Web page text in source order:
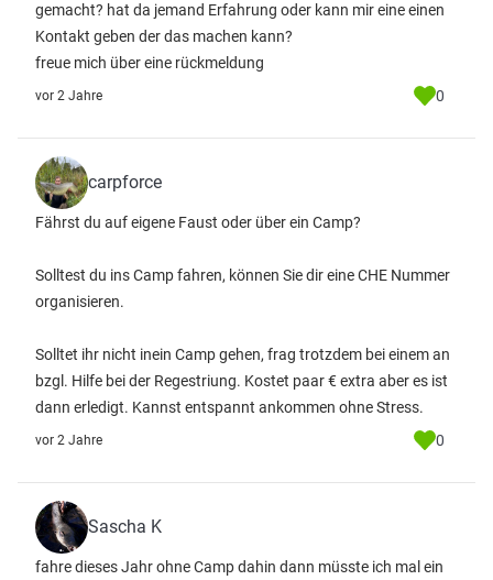
gemacht? hat da jemand Erfahrung oder kann mir eine einen
Kontakt geben der das machen kann?
freue mich über eine rückmeldung
vor 2 Jahre 0
carpforce
Fährst du auf eigene Faust oder über ein Camp?
Solltest du ins Camp fahren, können Sie dir eine CHE Nummer
organisieren.
Solltet ihr nicht inein Camp gehen, frag trotzdem bei einem an
bzgl. Hilfe bei der Regestriung. Kostet paar € extra aber es ist
dann erledigt. Kannst entspannt ankommen ohne Stress.
vor 2 Jahre 0
Sascha K
fahre dieses Jahr ohne Camp dahin dann müsste ich mal ein